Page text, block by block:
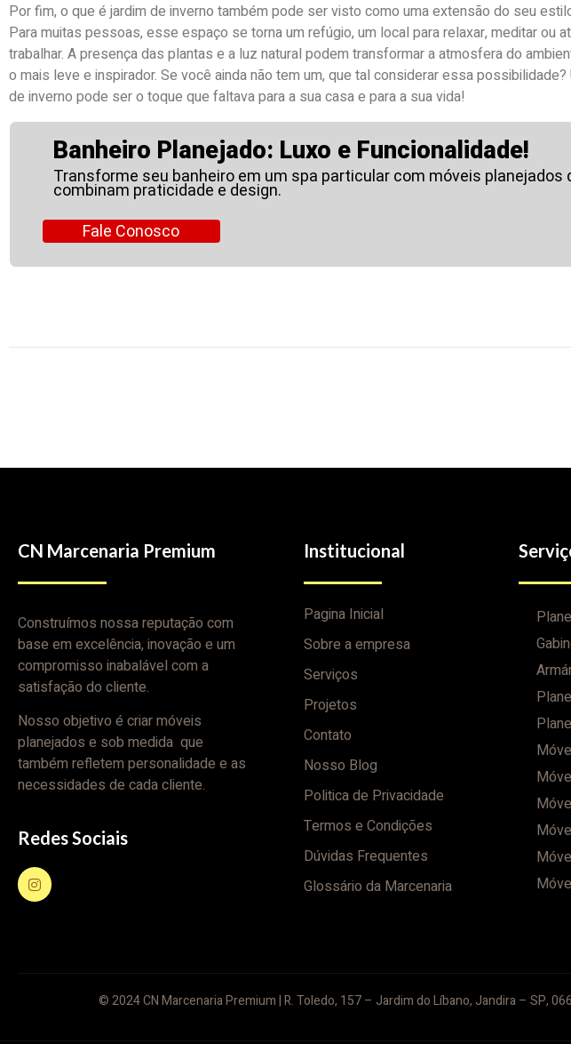
Por fim, o que é jardim de inverno também pode ser visto como uma extensão do seu
Para muitas pessoas, esse espaço se torna um refúgio, um local para relaxar, meditar ou
trabalhar. A presença das plantas e a luz natural podem transformar a atmosfera do
o mais leve e inspirador. Se você ainda não tem um, que tal considerar essa possibilidade?
de inverno pode ser o toque que faltava para a sua casa e para a sua vida!
Banheiro Planejado: Luxo e Funcionalidade!
Transforme seu banheiro em um spa particular com móveis planejados
combinam praticidade e design.
Fale Conosco
CN Marcenaria Premium
Construímos nossa reputação com
base em excelência, inovação e um
compromisso inabalável com a
satisfação do cliente.
Nosso objetivo é criar móveis
planejados e sob medida que
também refletem personalidade e as
necessidades de cada cliente.
Redes Sociais
Institucional
Pagina Inicial
Sobre a empresa
Serviços
Projetos
Contato
Nosso Blog
Politica de Privacidade
Termos e Condições
Dúvidas Frequentes
Glossário da Marcenaria
© 2024 CN Marcenaria Premium | R. Toledo, 157 – Jardim do Líbano, Jandira – SP,